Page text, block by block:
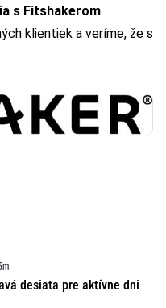
s Fitshakerom.
klientiek a veríme, že s
desiata pre aktívne dni